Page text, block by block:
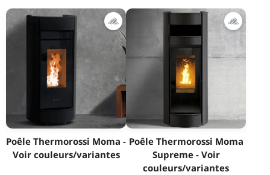
Poêle Thermorossi Moma -
Voir couleurs/variantes
Poêle Thermorossi Moma
Supreme - Voir
couleurs/variantes